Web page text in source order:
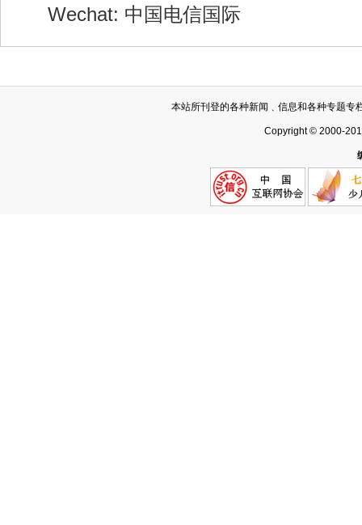
Wechat: 中国电信国际
本站所刊登的各种新闻﹑信息和各种专题专
Copyright © 2000-